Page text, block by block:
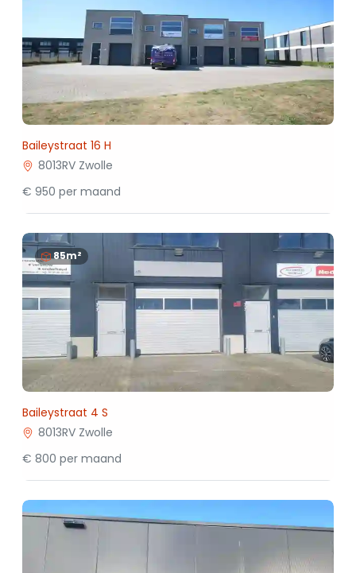
Baileystraat 16 H
8013RV Zwolle
€ 950 per maand
85m²
Baileystraat 4 S
8013RV Zwolle
€ 800 per maand